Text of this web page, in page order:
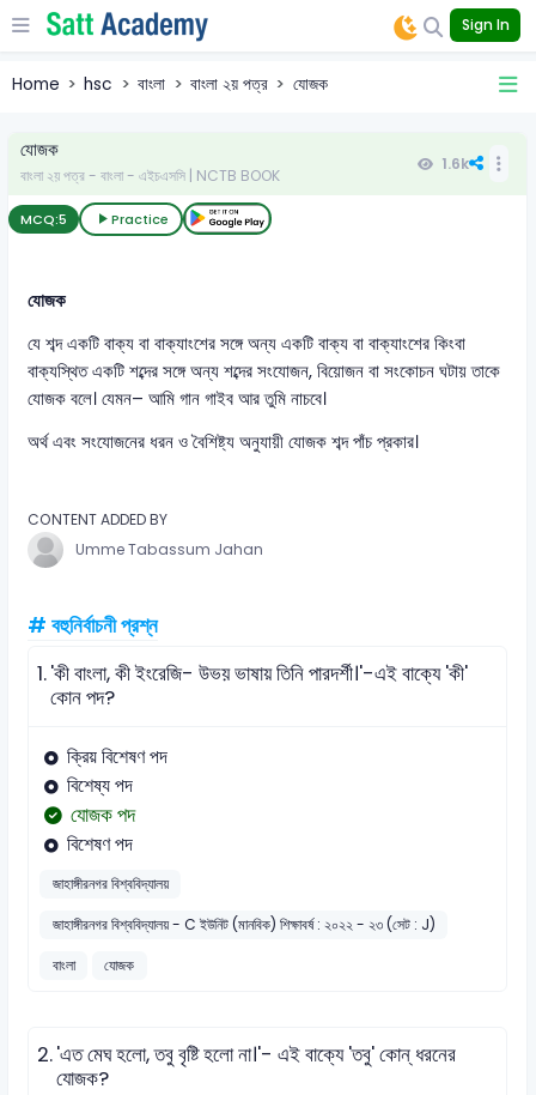
Sign In
Home hsc বাংলা বাংলা ২য় পত্র যোজক
যোজক
বাংলা ২য় পত্র - বাংলা - এইচএসসি | NCTB BOOK
1.6k
MCQ:5 Practice
যোজক
যে শব্দ একটি বাক্য বা বাক্যাংশের সঙ্গে অন্য একটি বাক্য বা বাক্যাংশের কিংবা
বাক্যস্থিত একটি শব্দের সঙ্গে অন্য শব্দের সংযোজন, বিয়োজন বা সংকোচন ঘটায় তাকে
যোজক বলে। যেমন– আমি গান গাইব আর তুমি নাচবে।
অর্থ এবং সংযোজনের ধরন ও বৈশিষ্ট্য অনুযায়ী যোজক শব্দ পাঁচ প্রকার।
CONTENT ADDED BY
Umme Tabassum Jahan
# বহুনির্বাচনী প্রশ্ন
1.'কী বাংলা, কী ইংরেজি- উভয় ভাষায় তিনি পারদর্শী।'-এই বাক্যে 'কী'
কোন পদ?
ক্রিয় বিশেষণ পদ
বিশেষ্য পদ
যোজক পদ
বিশেষণ পদ
জাহাঙ্গীরনগর বিশ্ববিদ্যালয়
জাহাঙ্গীরনগর বিশ্ববিদ্যালয় - C ইউনিট (মানবিক) শিক্ষাবর্ষ : ২০২২ - ২৩ (সেট : J)
বাংলা
যোজক
2.'এত মেঘ হলো, তবু বৃষ্টি হলো না।'- এই বাক্যে 'তবু' কোন্ ধরনের
যোজক?